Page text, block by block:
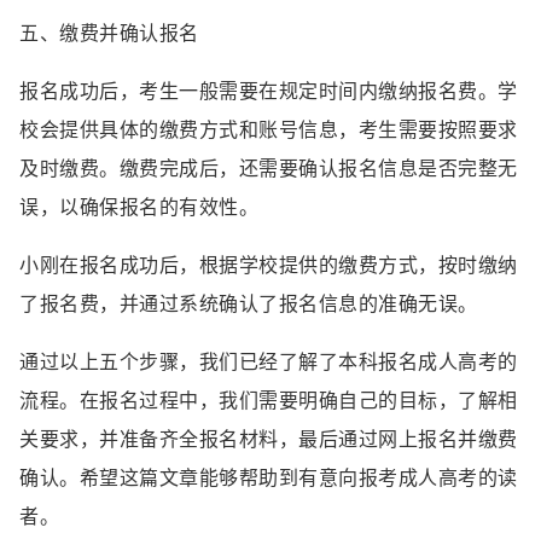
五、缴费并确认报名
报名成功后，考生一般需要在规定时间内缴纳报名费。学
校会提供具体的缴费方式和账号信息，考生需要按照要求
及时缴费。缴费完成后，还需要确认报名信息是否完整无
误，以确保报名的有效性。
小刚在报名成功后，根据学校提供的缴费方式，按时缴纳
了报名费，并通过系统确认了报名信息的准确无误。
通过以上五个步骤，我们已经了解了本科报名成人高考的
流程。在报名过程中，我们需要明确自己的目标，了解相
关要求，并准备齐全报名材料，最后通过网上报名并缴费
确认。希望这篇文章能够帮助到有意向报考成人高考的读
者。